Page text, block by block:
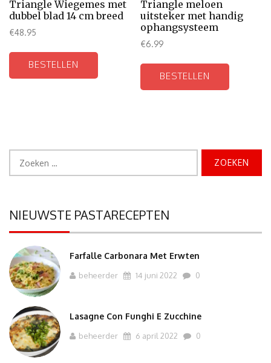
Triangle Wiegemes met
dubbel blad 14 cm breed
€48.95
BESTELLEN
Triangle meloen
uitsteker met handig
ophangsysteem
€6.99
BESTELLEN
NIEUWSTE PASTARECEPTEN
Farfalle Carbonara Met Erwten
beheerder 14 juni 2022 0
Lasagne Con Funghi E Zucchine
beheerder 6 april 2022 0